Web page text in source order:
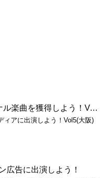
ライバー事務所DAG オリジナル楽曲を獲得しよう！Vol２（2026年2月～3月開催）
アに出演しよう！Vol5(大阪)